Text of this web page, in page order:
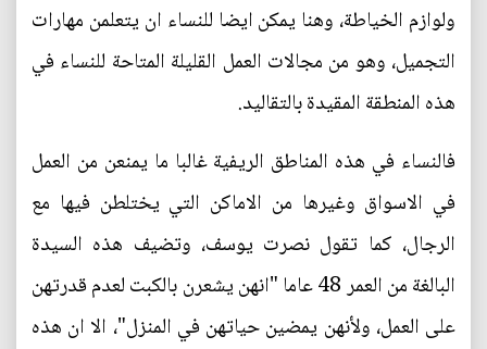
ولوازم الخياطة، وهنا يمكن ايضا للنساء ان يتعلمن مهارات
التجميل، وهو من مجالات العمل القليلة المتاحة للنساء في
هذه المنطقة المقيدة بالتقاليد.
فالنساء في هذه المناطق الريفية غالبا ما يمنعن من العمل
في الاسواق وغيرها من الاماكن التي يختلطن فيها مع
الرجال، كما تقول نصرت يوسف، وتضيف هذه السيدة
البالغة من العمر 48 عاما "انهن يشعرن بالكبت لعدم قدرتهن
على العمل، ولأنهن يمضين حياتهن في المنزل"، الا ان هذه